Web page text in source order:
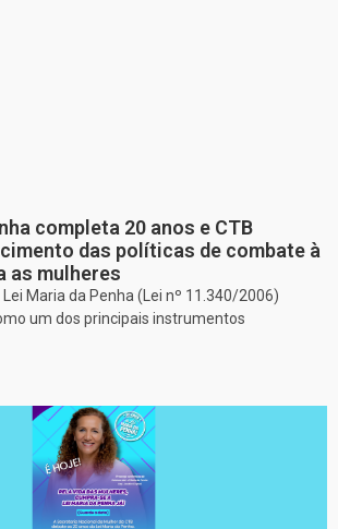
completa 20 anos e CTB
das políticas de combate à
as mulheres
Maria da Penha (Lei nº 11.340/2006)
um dos principais instrumentos